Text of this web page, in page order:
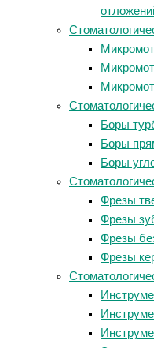
Боры
Боры
Боры
Фрезы
Фрезы
Фрезы
Фрезы